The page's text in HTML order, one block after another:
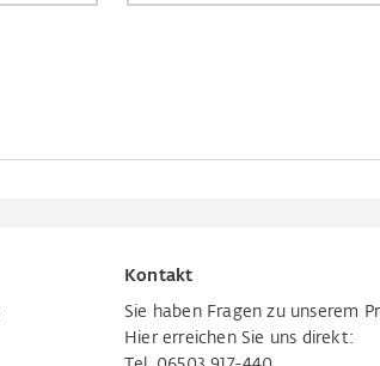
Kontakt
Sie haben Fragen zu unserem
Hier erreichen Sie uns direkt: